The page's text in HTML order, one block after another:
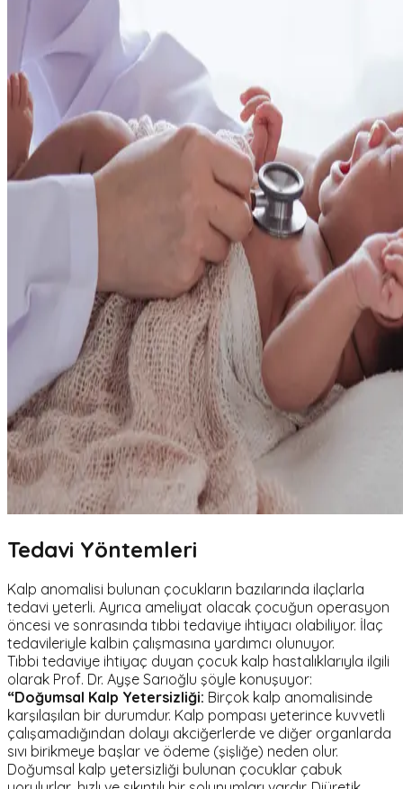
Tedavi Yöntemleri
Kalp anomalisi bulunan çocukların bazılarında ilaçlarla
tedavi yeterli. Ayrıca ameliyat olacak çocuğun operasyon
öncesi ve sonrasında tıbbi tedaviye ihtiyacı olabiliyor. İlaç
tedavileriyle kalbin çalışmasına yardımcı olunuyor.
Tıbbi tedaviye ihtiyaç duyan çocuk kalp hastalıklarıyla ilgili
olarak Prof. Dr. Ayşe Sarıoğlu şöyle konuşuyor:
“Doğumsal Kalp Yetersizliği: Birçok kalp anomalisinde
karşılaşılan bir durumdur. Kalp pompası yeterince kuvvetli
çalışamadığından dolayı akciğerlerde ve diğer organlarda
sıvı birikmeye başlar ve ödeme (şişliğe) neden olur.
Doğumsal kalp yetersizliği bulunan çocuklar çabuk